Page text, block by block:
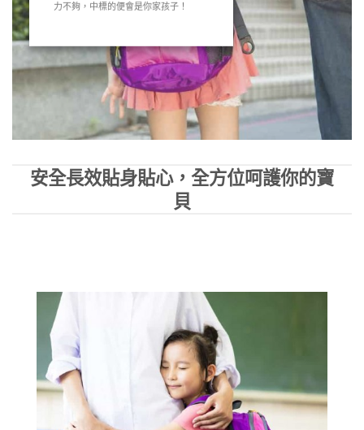
力不夠，中標的便會是你家孩子！
安全長效貼身貼心，全方位呵護你的寶
貝